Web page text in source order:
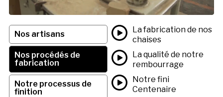
Nos artisans
Nos procédés de
fabrication
Notre processus de
finition
La fabrication de nos
chaises
La qualité de notre
rembourrage
Notre fini
Centenaire